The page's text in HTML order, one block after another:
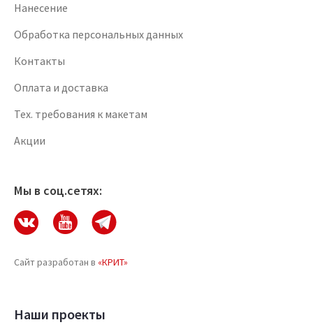
Нанесение
Обработка персональных данных
Контакты
Оплата и доставка
Тех. требования к макетам
Акции
Мы в соц.сетях:
Сайт разработан в «КРИТ»
Наши проекты